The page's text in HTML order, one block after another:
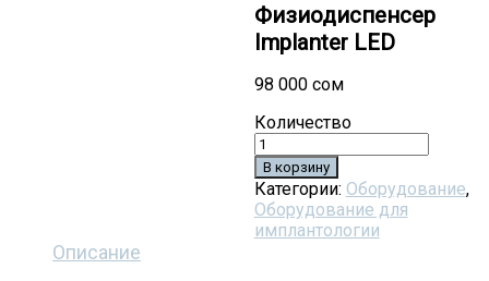
Физиодиспенсер
Implanter LED
98 000 сом
Количество
В корзину
Категории: Оборудование,
Оборудование для
имплантологии
Описание